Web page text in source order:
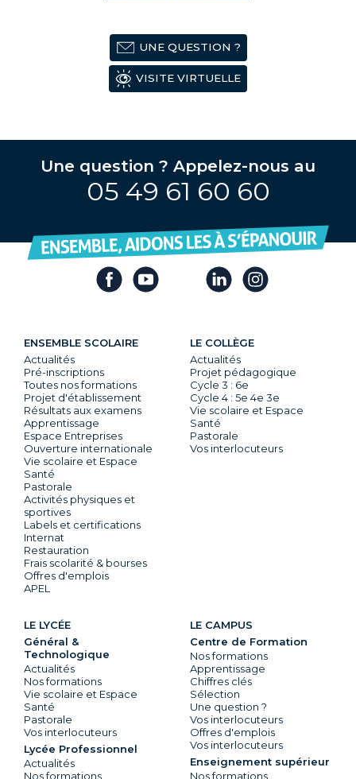
UNE QUESTION ?
VISITE VIRTUELLE
Une question ? Appelez-nous au
05 49 61 60 60
ENSEMBLE SCOLAIRE
Actualités
Pré-inscriptions
Toutes nos formations
Projet d'établissement
Résultats aux examens
Apprentissage
Espace Entreprises
Ouverture internationale
Vie scolaire et Espace
Santé
Pastorale
Activités physiques et
sportives
Labels et certifications
Internat
Restauration
Frais scolarité & bourses
Offres d'emplois
APEL
LE COLLÈGE
Actualités
Projet pédagogique
Cycle 3 : 6e
Cycle 4 : 5e 4e 3e
Vie scolaire et Espace
Santé
Pastorale
Vos interlocuteurs
LE LYCÉE
Général &
Technologique
Actualités
Nos formations
Vie scolaire et Espace
Santé
Pastorale
Vos interlocuteurs
Lycée Professionnel
Actualités
Nos formations
LE CAMPUS
Centre de Formation
Nos formations
Apprentissage
Chiffres clés
Sélection
Une question ?
Vos interlocuteurs
Offres d'emplois
Vos interlocuteurs
Enseignement supérieur
Nos formations